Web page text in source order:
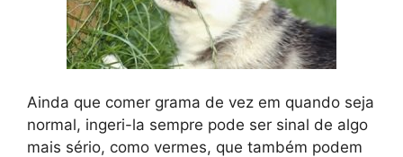
Ainda que comer grama de vez em quando seja
normal, ingeri-la sempre pode ser sinal de algo
mais sério, como vermes, que também podem